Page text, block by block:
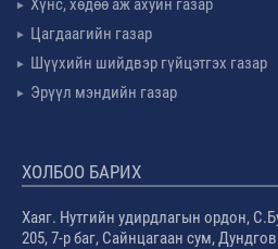
Хүнс, хөдөө аж ахуйн газар
Цагдаагийн газар
Шүүхийн шийдвэр гүйцэтгэх газар
Эрүүл мэндийн газар
ХОЛБОО БАРИХ
Хаяг. Нутгийн удирдлагын ордон,
205, 7-р баг, Сайнцагаан сум,